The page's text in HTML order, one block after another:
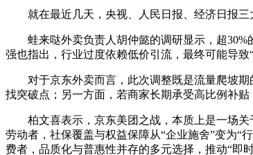
就在最近几天，央视、人民日报、经济日报三
蛙来哒外卖负责人胡仲懿的调研显示，超30%
强也指出，行业过度依赖低价引流，最终可能导致
对于京东外卖而言，此次调整既是流量爬坡期
找突破点；另一方面，若商家长期承受高比例补
柏文喜表示，京东美团之战，本质上是一场关
劳动者，社保覆盖与权益保障从“企业施舍”变为“
费者，品质化与普惠性并存的多元选择，推动“即